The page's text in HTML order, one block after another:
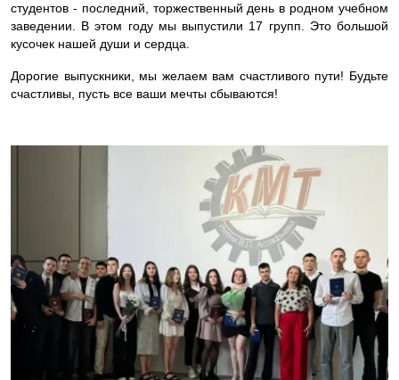
студентов - последний, торжественный день в родном учебном
заведении. В этом году мы выпустили 17 групп. Это большой
кусочек нашей души и сердца.
Дорогие выпускники, мы желаем вам счастливого пути! Будьте
счастливы, пусть все ваши мечты сбываются!